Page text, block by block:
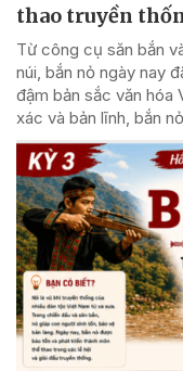
thao truyền
Từ công cụ săn bắn
núi, bắn nỏ ngày nay
đậm bản sắc văn hóa
xác và bản lĩnh, bắn